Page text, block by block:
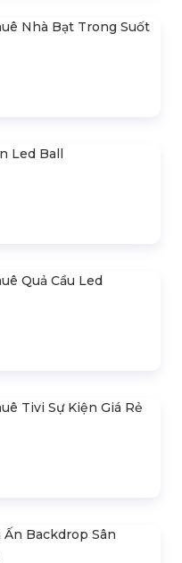
Nhà Bạt Trong Suốt
Led Ball
Quả Cầu Led
Tivi Sự Kiện Giá Rẻ
Backdrop Sân